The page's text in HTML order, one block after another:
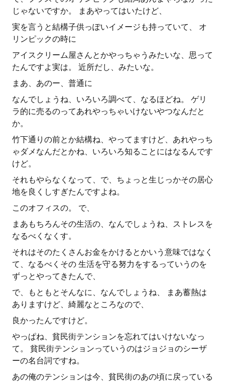
じゃないですか。 まあやってはいたけど、
実を言うと結構子供っぽいイメージも持っていて、 オ
リンピックの時に
アイスクリーム屋さんとかやっちゃうみたいな、思って
たんですよ実は。 近所だし、みたいな。
まあ、あのー、普通に
なんでしょうね、いろいろ調べて、なるほどね。 ゲリ
ラ的に売るのってあれやっちゃいけないやつなんだと
か。
竹下通りの前とか結構ね、やってますけど、あれやっち
ゃダメなんだとかね、いろいろ知ることにはなるんです
けど。
それもやらなくなって、で、ちょっと生じっかその居心
地を良くしすぎたんですよね。
このオフィスの。 で、
まあもちろんその生活の、なんでしょうね、ストレスを
なるべくなくす。
それはそのたくさんお金をかけるとかいう意味ではなく
て、なるべくその 生活を守る努力をするっていうのを
ずっとやってきたんで、
で、もともとそんなに、なんでしょうね、 まあ蓄熱は
ありますけど、綺麗なところなので、
良かったんですけど。
やっぱね、貧民街テンションを忘れてはいけないなっ
て。 貧民街テンションっていうのはジョジョのシーザ
ーの名台詞ですね。
あの俺のテンションは今、貧民街のあの頃に戻っている